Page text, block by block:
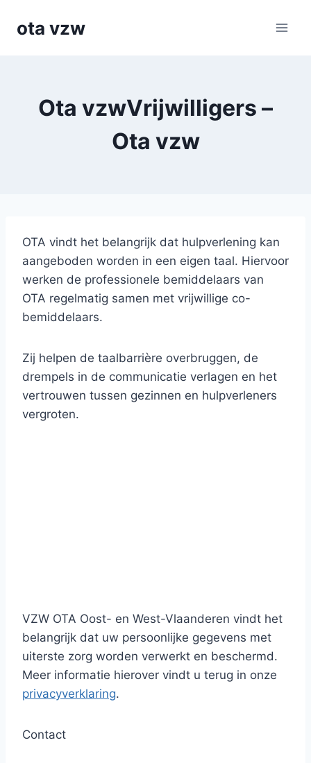
ota vzw
Ota vzwVrijwilligers –
Ota vzw
OTA vindt het belangrijk dat hulpverlening kan
aangeboden worden in een eigen taal. Hiervoor
werken de professionele bemiddelaars van
OTA regelmatig samen met vrijwillige co-
bemiddelaars.
Zij helpen de taalbarrière overbruggen, de
drempels in de communicatie verlagen en het
vertrouwen tussen gezinnen en hulpverleners
vergroten.
VZW OTA Oost- en West-Vlaanderen vindt het
belangrijk dat uw persoonlijke gegevens met
uiterste zorg worden verwerkt en beschermd.
Meer informatie hierover vindt u terug in onze
privacyverklaring.
Contact